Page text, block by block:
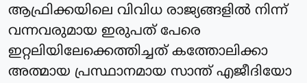
ആഫ്രിക്കയിലെ വിവിധ രാജ്യങ്ങളില്‍ നിന്ന്
വന്നവരുമായ ഇരുപത് പേരെ
ഇറ്റലിയിലേക്കെത്തിച്ചത് കത്തോലിക്കാ
അത്മായ പ്രസ്ഥാനമായ സാന്ത് എജീദിയോ